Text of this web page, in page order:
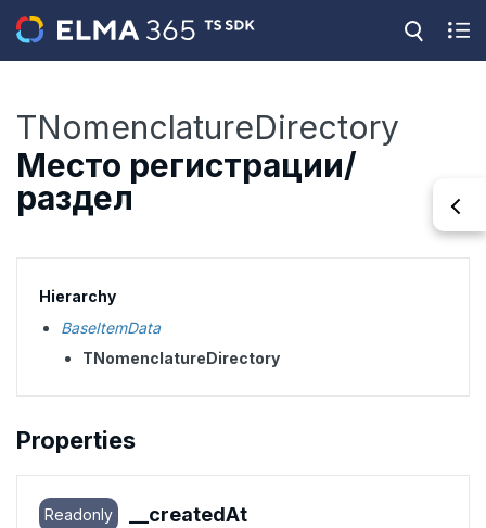
TNomenclatureDirectory
Место регистрации/
раздел
Hierarchy
BaseItemData
TNomenclatureDirectory
Properties
Readonly __createdAt